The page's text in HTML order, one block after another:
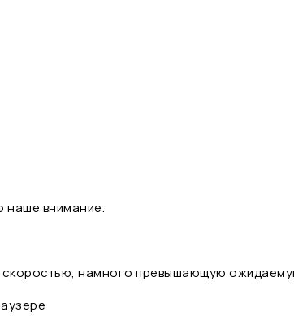
наше внимание.
скоростью, намного превышающую